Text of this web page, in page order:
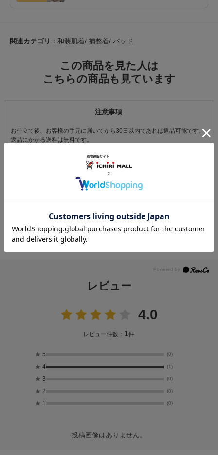
関連カテゴリ： 和装肌着/ 補整着/ パッド
この商品を見た人は
こちらの商品も見ています
注意事項
お仕立て後、お客様の手元に届いてから30日以内であれば返品可能です。
返品にかかる送料は無料です。
・商品到着後31日以上経過した商品
・お客様の元で、傷または破損が生じた商品
・1点あたり20万円以上の商品でお客様の寸法にお仕立て済みの場合
・時間帯指定は配送業者のサービスであり、確実なお届けをお約束できる
ものではございません。あらかじめご了承ください。
より、指定時間帯にお届けができない場合がございます。
（※上記理由によりご指定の時間帯にお届けができない場合、配送業者か
らお客様へのご連絡はおこなっておりません。）
レビュー
4.0
レビュー件数： 1件
★ 5 (0)
★ 4 (1)
★ 3 (0)
★ 2 (0)
★ 1 (0)
投稿画像はありません。